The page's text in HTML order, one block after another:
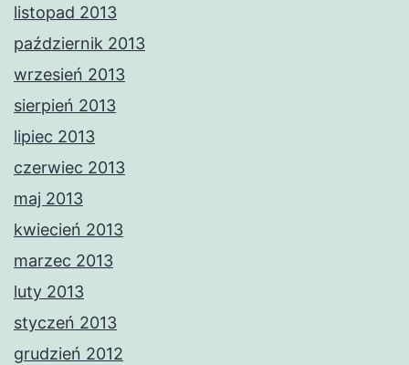
listopad 2013
październik 2013
wrzesień 2013
sierpień 2013
lipiec 2013
czerwiec 2013
maj 2013
kwiecień 2013
marzec 2013
luty 2013
styczeń 2013
grudzień 2012